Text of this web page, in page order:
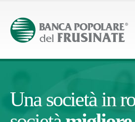
Una società in